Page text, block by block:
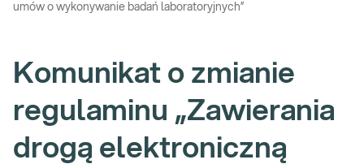
umów o wykonywanie badań laboratoryjnych”
Komunikat o zmianie
regulaminu „Zawierania
drogą elektroniczną